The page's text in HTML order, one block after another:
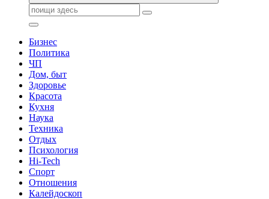
Поиск:
Бизнес
Политика
ЧП
Дом, быт
Здоровье
Красота
Кухня
Наука
Техника
Отдых
Психология
Hi-Tech
Спорт
Отношения
Калейдоскоп